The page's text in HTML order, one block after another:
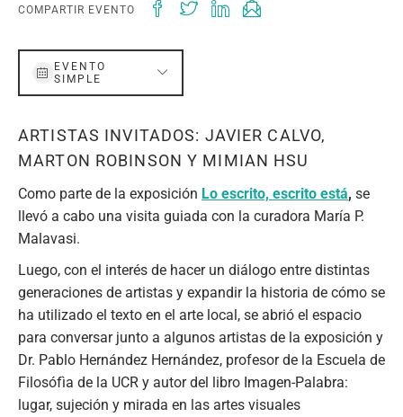
COMPARTIR EVENTO
EVENTO
SIMPLE
ARTISTAS INVITADOS: JAVIER CALVO,
MARTON ROBINSON Y MIMIAN HSU
Como parte de la exposición Lo escrito, escrito está, se
llevó a cabo una visita guiada con la curadora María P.
Malavasi.
Luego, con el interés de hacer un diálogo entre distintas
generaciones de artistas y expandir la historia de cómo se
ha utilizado el texto en el arte local, se abrió el espacio
para conversar junto a algunos artistas de la exposición y
Dr. Pablo Hernández Hernández, profesor de la Escuela de
Filosófìa de la UCR y autor del libro Imagen-Palabra:
lugar, sujeción y mirada en las artes visuales